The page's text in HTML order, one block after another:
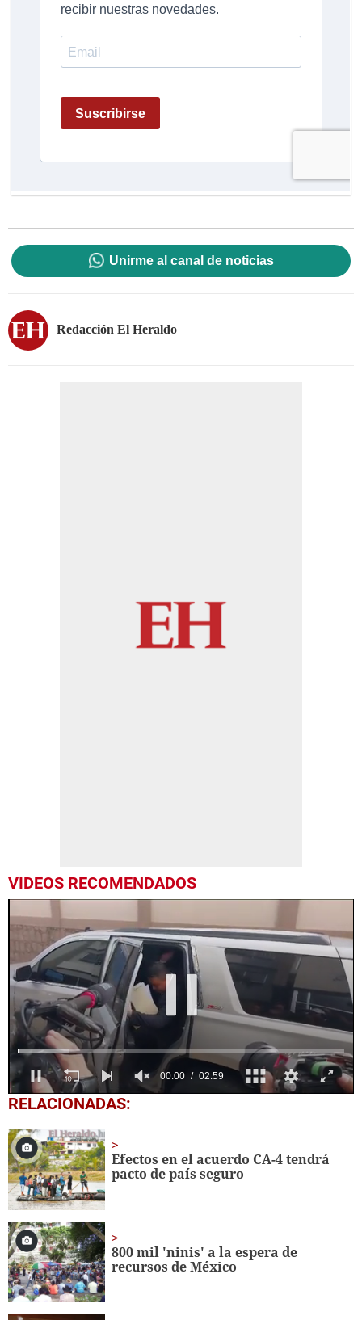
Unirme al canal de noticias
Redacción El Heraldo
VIDEOS RECOMENDADOS
0
seconds
2
minutes,
59
seconds
RELACIONADAS:
Efectos en el acuerdo CA-4 tendrá
pacto de país seguro
800 mil 'ninis' a la espera de
recursos de México